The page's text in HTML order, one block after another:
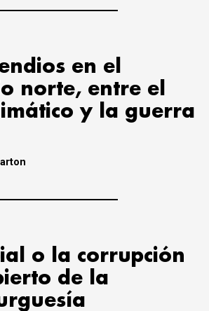
en el
norte, entre el
y la guerra
o la corrupción
de la